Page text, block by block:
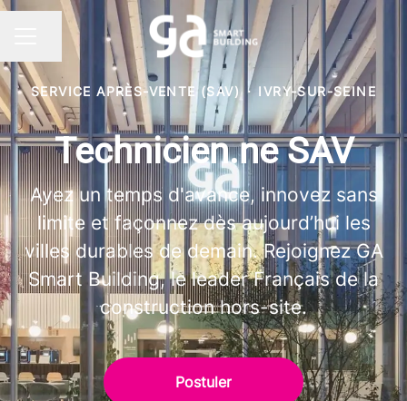
MENU CARRIÈRE
Partager la page
SERVICE APRÈS-VENTE (SAV) · IVRY-SUR-SEINE
Technicien.ne SAV
Ayez un temps d'avance, innovez sans
limite et façonnez dès aujourd’hui les
villes durables de demain. Rejoignez GA
Smart Building, le leader Français de la
construction hors-site.
Postuler